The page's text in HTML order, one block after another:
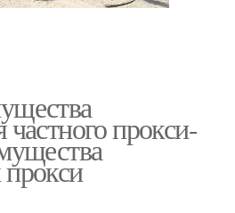
частного прокси-